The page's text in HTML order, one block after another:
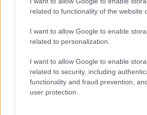
related to functionality of the website
I want to allow Google to enable
related to personalization.
I want to allow Google to enable
related to security, including
functionality and fraud prevention,
user protection.
Csizmadia Tibor, Orbán Eszter –
társadalmi szervezetek szekciója
Erkel László Kentaur – tervezők
Hegedűs D. Géza, Takács Katalin –
szekciója
Imely Zoltán – független színházak